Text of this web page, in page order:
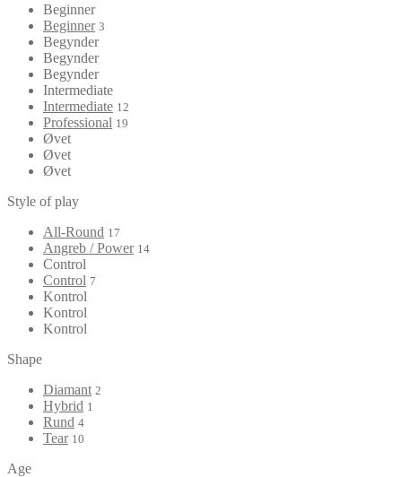
Beginner
Beginner 3
Begynder
Begynder
Begynder
Intermediate
Intermediate 12
Professional 19
Øvet
Øvet
Øvet
Style of play
All-Round 17
Angreb / Power 14
Control
Control 7
Kontrol
Kontrol
Kontrol
Shape
Diamant 2
Hybrid 1
Rund 4
Tear 10
Age